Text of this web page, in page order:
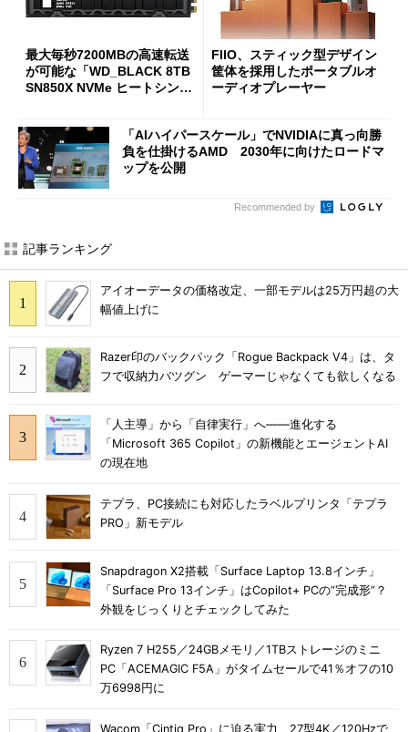
最大毎秒7200MBの高速転送
が可能な「WD_BLACK 8TB
SN850X NVMe ヒートシンク
FIIO、スティック型デザイン
筐体を採用したポータブルオ
ーディオプレーヤー
「AIハイパースケール」でNVIDIAに真っ向勝
負を仕掛けるAMD 2030年に向けたロードマ
ップを公開
Recommended by
記事ランキング
アイオーデータの価格改定、一部モデルは25万円超の大
幅値上げに
Razer印のバックパック「Rogue Backpack V4」は、タ
フで収納力バツグン ゲーマーじゃなくても欲しくなる
「人主導」から「自律実行」へ――進化する
「Microsoft 365 Copilot」の新機能とエージェントAI
の現在地
テプラ、PC接続にも対応したラベルプリンタ「テプラ
PRO」新モデル
Snapdragon X2搭載「Surface Laptop 13.8インチ」
「Surface Pro 13インチ」はCopilot+ PCの“完成形”？
外観をじっくりとチェックしてみた
Ryzen 7 H255／24GBメモリ／1TBストレージのミニ
PC「ACEMAGIC F5A」がタイムセールで41％オフの10
万6998円に
Wacom「Cintiq Pro」に迫る実力 27型4K／120Hzで